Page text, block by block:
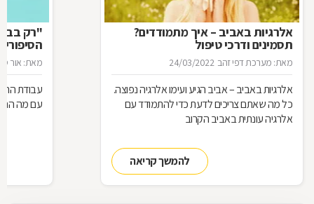
אלרגיות באביב – איך מתמודדים?
תסמינים ודרכי טיפול
מאת: מערכת דפי זהב 24/03/2022
אלרגיות באביב – אביב הגיע ועימו אלרגיה נפוצה.
כל מה שאתם צריכים לדעת כדי להתמודד עם
אלרגיה עונתית באביב הקרוב
להמשך קריאה
"רק
מאת: אור
עבודת
עם מה הם